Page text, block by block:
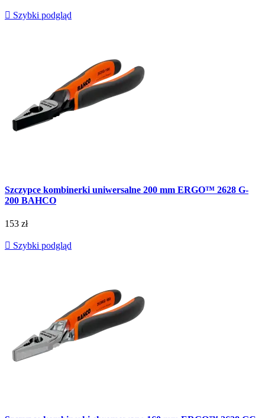
 Szybki podgląd
Szczypce kombinerki uniwersalne 200 mm ERGO™ 2628 G-
200 BAHCO
153 zł
 Szybki podgląd